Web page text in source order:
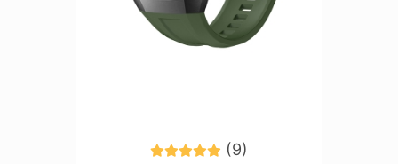
Amazfit GTR Lite (47mm)
Galaxy Gear S3 (46mm)
Honor Watch GS 3 (46mm)
(9)